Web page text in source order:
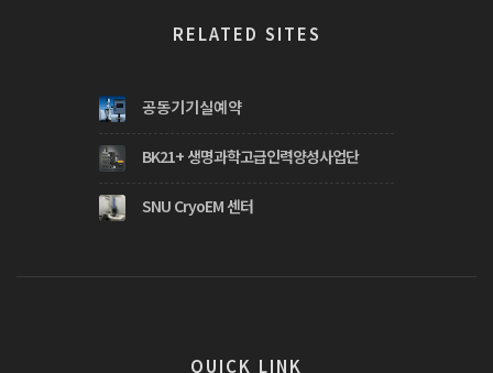
RELATED SITES
공동기기실예약
BK21+ 생명과학고급인력양성사업단
SNU CryoEM 센터
QUICK LINK